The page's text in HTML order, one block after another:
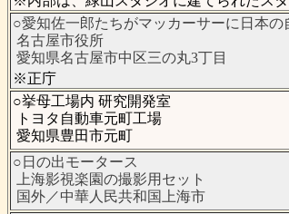
○愛知佐一郎たちがマッカーサーに日本
名古屋市役所
愛知県名古屋市中区三の丸3丁目
※正庁
○挙母工場内 研究開発室
トヨタ自動車元町工場
愛知県豊田市元町
○日の出モータース
上海影視楽園の撮影用セット
国外／中華人民共和国上海市